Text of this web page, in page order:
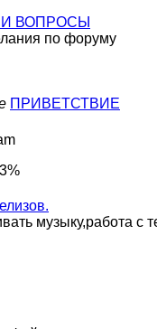
ВОПРОСЫ
по форуму
ПРИВЕТСТВИЕ
музыку,работа с